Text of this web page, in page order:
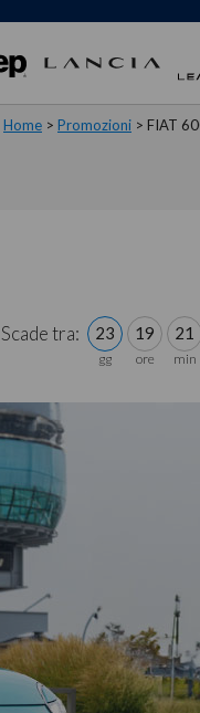
Home > Promozioni > FIAT
Scade tra: 23 19 21